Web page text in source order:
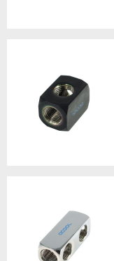
KooLance
Monsoon
Nanoxia
PrimoChill
Or
Vert